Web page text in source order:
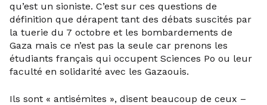
qu’est un sioniste. C’est sur ces questions de
définition que dérapent tant des débats suscités par
la tuerie du 7 octobre et les bombardements de
Gaza mais ce n’est pas la seule car prenons les
étudiants français qui occupent Sciences Po ou leur
faculté en solidarité avec les Gazaouis.
Ils sont « antisémites », disent beaucoup de ceux –